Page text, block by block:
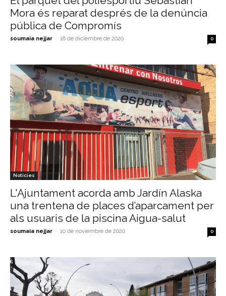
Mora és reparat després de la denúncia
pública de Compromís
soumaia nejjar - 16 de diciembre de 2020 0
Notícies
L'Ajuntament acorda amb Jardín Alaska
una trentena de places d’aparcament per
als usuaris de la piscina Aigua-salut
soumaia nejjar - 10 de noviembre de 2020 0